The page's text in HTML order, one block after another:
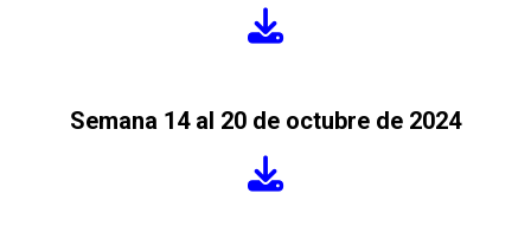
Semana 14 al 20 de octubre de 2024